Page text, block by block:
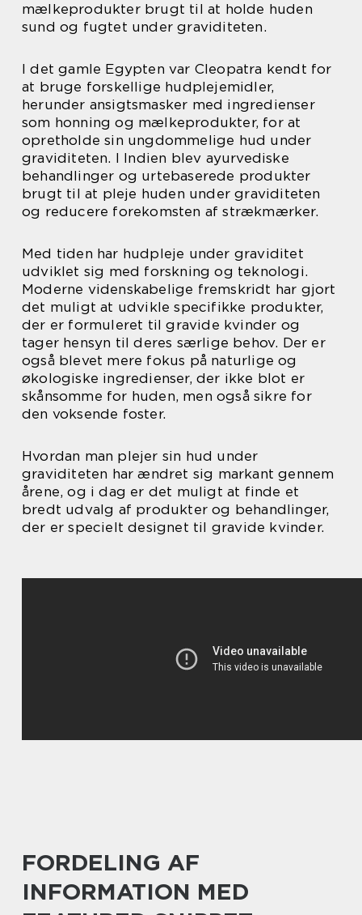
mælkeprodukter brugt til at holde huden
sund og fugtet under graviditeten.
I det gamle Egypten var Cleopatra kendt for
at bruge forskellige hudplejemidler,
herunder ansigtsmasker med ingredienser
som honning og mælkeprodukter, for at
opretholde sin ungdommelige hud under
graviditeten. I Indien blev ayurvediske
behandlinger og urtebaserede produkter
brugt til at pleje huden under graviditeten
og reducere forekomsten af strækmærker.
Med tiden har hudpleje under graviditet
udviklet sig med forskning og teknologi.
Moderne videnskabelige fremskridt har gjort
det muligt at udvikle specifikke produkter,
der er formuleret til gravide kvinder og
tager hensyn til deres særlige behov. Der er
også blevet mere fokus på naturlige og
økologiske ingredienser, der ikke blot er
skånsomme for huden, men også sikre for
den voksende foster.
Hvordan man plejer sin hud under
graviditeten har ændret sig markant gennem
årene, og i dag er det muligt at finde et
bredt udvalg af produkter og behandlinger,
der er specielt designet til gravide kvinder.
FORDELING AF
INFORMATION MED